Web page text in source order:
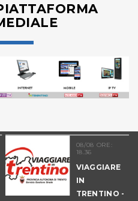
08/08 ORE:
18.36
VIAGGIARE
IN
TRENTINO -